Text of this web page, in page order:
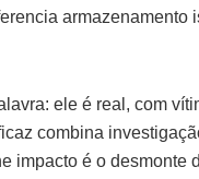
ele é real, com
combina
impacto é o